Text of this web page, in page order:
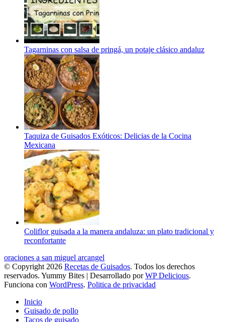
Tagarninas con salsa de pringá, un potaje clásico andaluz
Taquiza de Guisados Exóticos: Delicias de la Cocina
Mexicana
Coliflor guisada a la manera andaluza: un plato tradicional y
reconfortante
oraciones a san miguel arcangel
© Copyright 2026 Recetas de Guisados. Todos los derechos
reservados. Yummy Bites | Desarrollado porWP Delicious.
Funciona con WordPress. Politica de privacidad
Inicio
Guisado de pollo
Tacos de guisado